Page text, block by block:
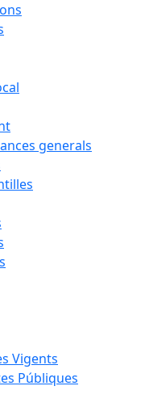
generals
Vigents
Públiques